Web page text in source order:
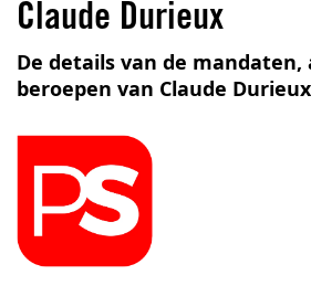
Claude Durieux
De details van de mandaten,
beroepen van Claude Durieux